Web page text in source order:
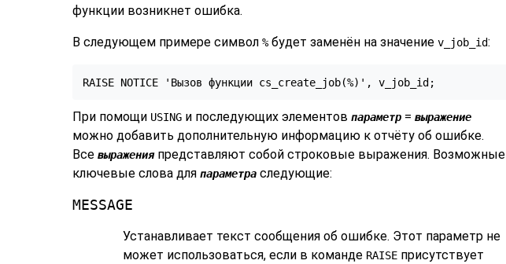
функции возникнет ошибка.
В следующем примере символ %будет заменён на значение v_job_id:
RAISE NOTICE 'Вызов функции cs_create_job(%)', v_job_id;
При помощи USING и последующих элементов параметр = выражение
можно добавить дополнительную информацию к отчёту об ошибке.
Все выраженияпредставляют собой строковые выражения. Возможные
ключевые слова для параметра следующие:
MESSAGE
Устанавливает текст сообщения об ошибке. Этот параметр не
может использоваться, если в команде RAISE присутствует